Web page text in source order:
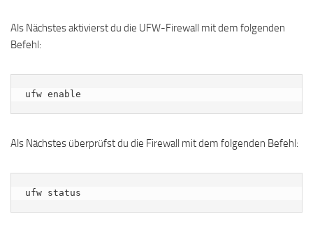
Als Nächstes aktivierst du die UFW-Firewall mit dem folgenden
Befehl:
ufw enable
Als Nächstes überprüfst du die Firewall mit dem folgenden Befehl:
ufw status